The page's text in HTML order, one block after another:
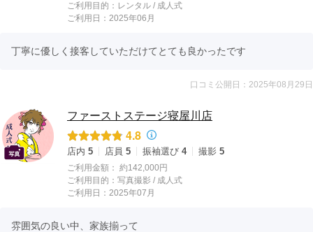
ご利用目的： レンタル / 成人式
ご利用日：2025年06月
丁寧に優しく接客していただけてとても良かったです
口コミ公開日：2025年08月29日
ファーストステージ寝屋川店
4.8
店内 5 店員 5 振袖選び 4 撮影 5
ご利用金額： 約142,000円
ご利用目的： 写真撮影 / 成人式
ご利用日：2025年07月
雰囲気の良い中、家族揃って